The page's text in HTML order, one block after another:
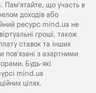
Пам'ятайте, що участь в
доходів або
ресурс mind.ua не
гроші, також
ставок та інших
пов’язані з азартними
Будь-які
mind.ua
цілях.